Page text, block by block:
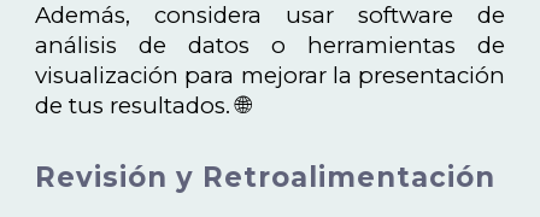
Además, considera usar software de
análisis de datos o herramientas de
visualización para mejorar la presentación
de tus resultados. 🌐
Revisión y Retroalimentación